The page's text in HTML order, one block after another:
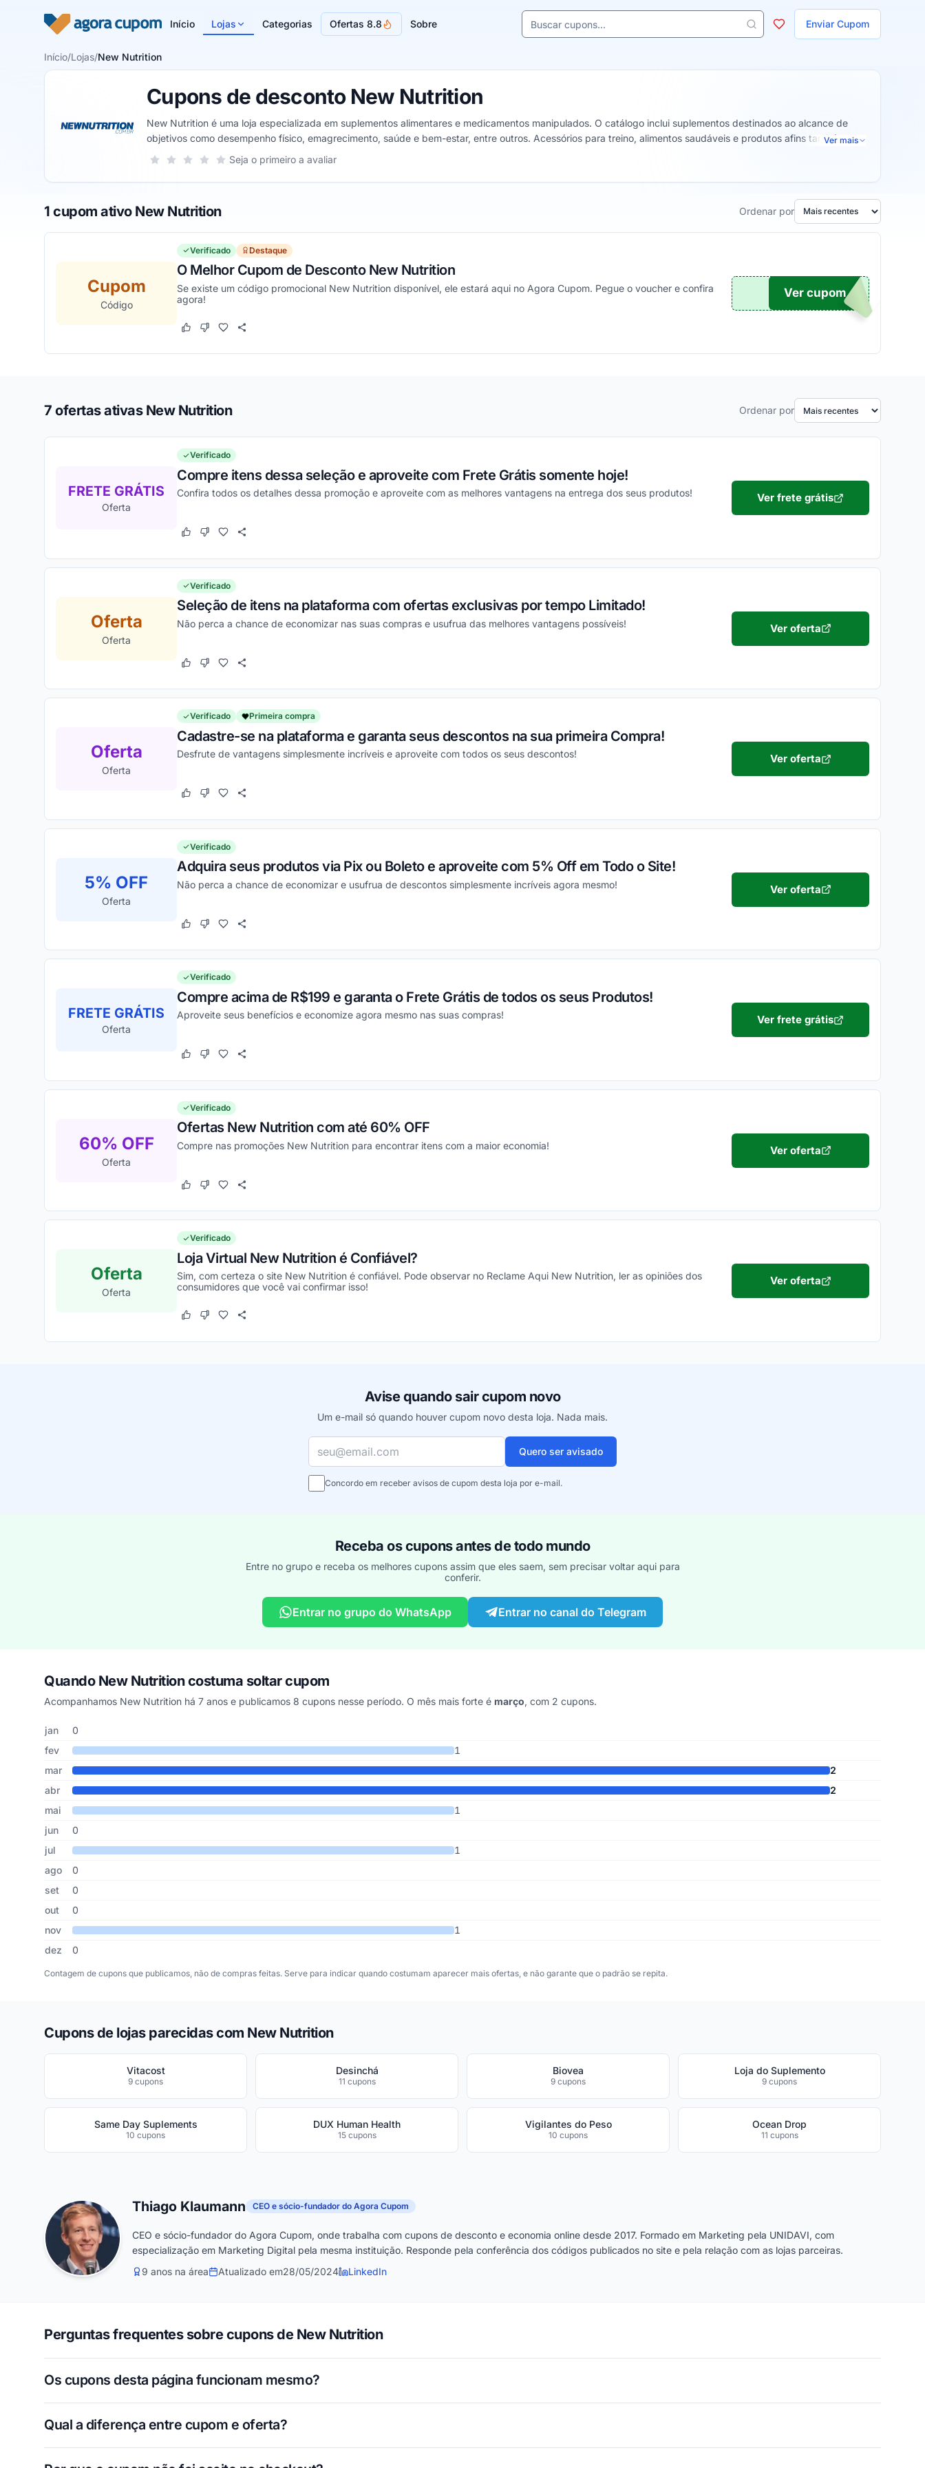
Início Lojas Categorias Ofertas 8.8 Sobre Enviar Cupom
Buscar cupons e lojas
Início/Lojas/New Nutrition
Cupons de desconto New Nutrition
New Nutrition é uma loja especializada em suplementos alimentares e medicamentos manipulados. O catálogo inclui suplementos destinados ao alcance de
objetivos como desempenho físico, emagrecimento, saúde e bem-estar, entre outros. Acessórios para treino, alimentos saudáveis e produtos afins também
estão disponíveis na loja.
Ver mais
Sua nota para New Nutrition, de 1 a 5 estrelas
5 estrelas
4 estrelas
3 estrelas
2 estrelas
1 estrela Seja o primeiro a avaliar
1 cupom ativo New Nutrition Ordenar por
Cupom
Código
Verificado Destaque
O Melhor Cupom de Desconto New Nutrition
Se existe um código promocional New Nutrition disponível, ele estará aqui no Agora Cupom. Pegue o voucher e confira
agora!
Este cupom funcionou
Este cupom não funcionou
TICO
Ver cupom
7 ofertas ativas New Nutrition Ordenar por
FRETE GRÁTIS
Oferta
Verificado
Compre itens dessa seleção e aproveite com Frete Grátis somente hoje!
Confira todos os detalhes dessa promoção e aproveite com as melhores vantagens na entrega dos seus produtos!
Este cupom funcionou
Este cupom não funcionou
Ver frete grátis
Oferta
Oferta
Verificado
Seleção de itens na plataforma com ofertas exclusivas por tempo Limitado!
Não perca a chance de economizar nas suas compras e usufrua das melhores vantagens possíveis!
Este cupom funcionou
Este cupom não funcionou
Ver oferta
Oferta
Oferta
Verificado Primeira compra
Cadastre-se na plataforma e garanta seus descontos na sua primeira Compra!
Desfrute de vantagens simplesmente incríveis e aproveite com todos os seus descontos!
Este cupom funcionou
Este cupom não funcionou
Ver oferta
5% OFF
Oferta
Verificado
Adquira seus produtos via Pix ou Boleto e aproveite com 5% Off em Todo o Site!
Não perca a chance de economizar e usufrua de descontos simplesmente incríveis agora mesmo!
Este cupom funcionou
Este cupom não funcionou
Ver oferta
FRETE GRÁTIS
Oferta
Verificado
Compre acima de R$199 e garanta o Frete Grátis de todos os seus Produtos!
Aproveite seus benefícios e economize agora mesmo nas suas compras!
Este cupom funcionou
Este cupom não funcionou
Ver frete grátis
60% OFF
Oferta
Verificado
Ofertas New Nutrition com até 60% OFF
Compre nas promoções New Nutrition para encontrar itens com a maior economia!
Este cupom funcionou
Este cupom não funcionou
Ver oferta
Oferta
Oferta
Verificado
Loja Virtual New Nutrition é Confiável?
Sim, com certeza o site New Nutrition é confiável. Pode observar no Reclame Aqui New Nutrition, ler as opiniões dos
consumidores que você vai confirmar isso!
Este cupom funcionou
Este cupom não funcionou
Ver oferta
Avise quando sair cupom novo
Um e-mail só quando houver cupom novo desta loja. Nada mais.
Seu e-mail
Quero ser avisado
Concordo em receber avisos de cupom desta loja por e-mail.
Receba os cupons antes de todo mundo
Entre no grupo e receba os melhores cupons assim que eles saem, sem precisar voltar aqui para
conferir.
Entrar no grupo do WhatsApp Entrar no canal do Telegram
Quando New Nutrition costuma soltar cupom
Acompanhamos New Nutrition há 7 anos e publicamos 8 cupons nesse período. O mês mais forte é março, com 2 cupons.
Cupons de New Nutrition publicados por mês, somando os últimos 7 anos
Mês Cupons publicados
jan
0
fev
1
mar
2
abr
2
mai
1
jun
0
jul
1
ago
0
set
0
out
0
nov
1
dez
0
Contagem de cupons que publicamos, não de compras feitas. Serve para indicar quando costumam aparecer mais ofertas, e não garante que o padrão se repita.
Cupons de lojas parecidas com New Nutrition
Vitacost
9 cupons
Desinchá
11 cupons
Biovea
9 cupons
Loja do Suplemento
9 cupons
Same Day Suplements
10 cupons
DUX Human Health
15 cupons
Vigilantes do Peso
10 cupons
Ocean Drop
11 cupons
Thiago Klaumann CEO e sócio-fundador do Agora Cupom
CEO e sócio-fundador do Agora Cupom, onde trabalha com cupons de desconto e economia online desde 2017. Formado em Marketing pela UNIDAVI, com
especialização em Marketing Digital pela mesma instituição. Responde pela conferência dos códigos publicados no site e pela relação com as lojas parceiras.
9 anos na área
Atualizado em28/05/2024 LinkedIn
Perguntas frequentes sobre cupons de New Nutrition
Os cupons desta página funcionam mesmo?
Qual a diferença entre cupom e oferta?